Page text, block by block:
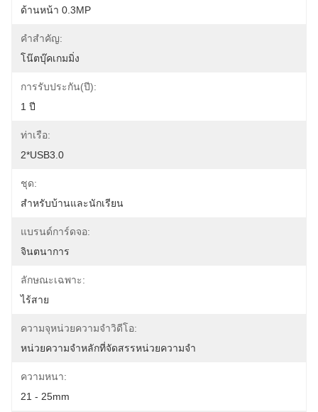
ด้านหน้า 0.3MP
คำสำคัญ:
โน๊ตบุ๊คเกมมิ่ง
การรับประกัน(ปี):
1 ปี
ท่าเรือ:
2*USB3.0
ชุด:
สำหรับบ้านและนักเรียน
แบรนด์การ์ดจอ:
จินตนาการ
ลักษณะเฉพาะ:
ไร้สาย
ความจุหน่วยความจำวิดีโอ:
หน่วยความจำหลักที่จัดสรรหน่วยความจำ
ความหนา:
21 - 25mm